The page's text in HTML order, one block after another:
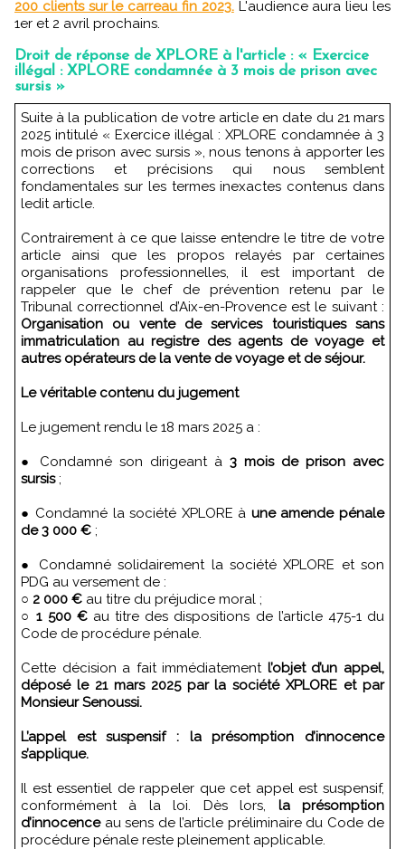
200 clients sur le carreau fin 2023.L'audience aura lieu les
1er et 2 avril prochains.
Droit de réponse de XPLORE à l'article : « Exercice
illégal : XPLORE condamnée à 3 mois de prison avec
sursis »
Suite à la publication de votre article en date du 21 mars
2025 intitulé « Exercice illégal : XPLORE condamnée à 3
mois de prison avec sursis », nous tenons à apporter les
corrections et précisions qui nous semblent
fondamentales sur les termes inexactes contenus dans
ledit article.
Contrairement à ce que laisse entendre le titre de votre
article ainsi que les propos relayés par certaines
organisations professionnelles, il est important de
rappeler que le chef de prévention retenu par le
Tribunal correctionnel d’Aix-en-Provence est le suivant :
Organisation ou vente de services touristiques sans
immatriculation au registre des agents de voyage et
autres opérateurs de la vente de voyage et de séjour.
Le véritable contenu du jugement
Le jugement rendu le 18 mars 2025 a :
● Condamné son dirigeant à 3 mois de prison avec
sursis;
● Condamné la société XPLORE à une amende pénale
de 3 000 € ;
● Condamné solidairement la société XPLORE et son
PDG au versement de :
○ 2 000 € au titre du préjudice moral ;
○1 500 €au titre des dispositions de l’article 475-1 du
Code de procédure pénale.
Cette décision a fait immédiatement l’objet d’un appel,
déposé le 21 mars 2025 par la société XPLORE et par
Monsieur Senoussi.
L’appel est suspensif : la présomption d’innocence
s’applique.
Il est essentiel de rappeler que cet appel est suspensif,
conformément à la loi. Dès lors, la présomption
d’innocenceau sens de l’article préliminaire du Code de
procédure pénale reste pleinement applicable.